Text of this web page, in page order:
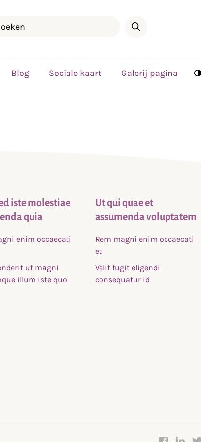
Blog Sociale kaart Galerij pagina
iste molestiae
quia
enim occaecati
ut magni
illum iste quo
Ut qui quae et
assumenda voluptatem
Rem magni enim occaecati
et
Velit fugit eligendi
consequatur id